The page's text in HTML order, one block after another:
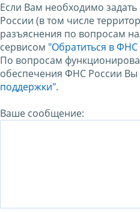
Если Вам необходимо
России (в том числе
разъяснения по вопросам
сервисом "Обратиться в
По вопросам
обеспечения ФНС России Вы
поддержки".
Ваше сообщение: